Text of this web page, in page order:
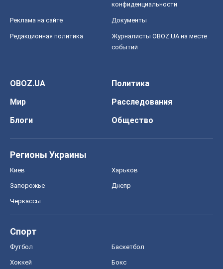
конфиденциальности
Реклама на сайте Документы
Редакционная политика
Журналисты OBOZ.UA на месте
событий
OBOZ.UA
Политика
Мир
Расследования
Блоги
Общество
Регионы Украины
Киев Харьков
Запорожье Днепр
Черкассы
Спорт
Футбол Баскетбол
Хоккей Бокс